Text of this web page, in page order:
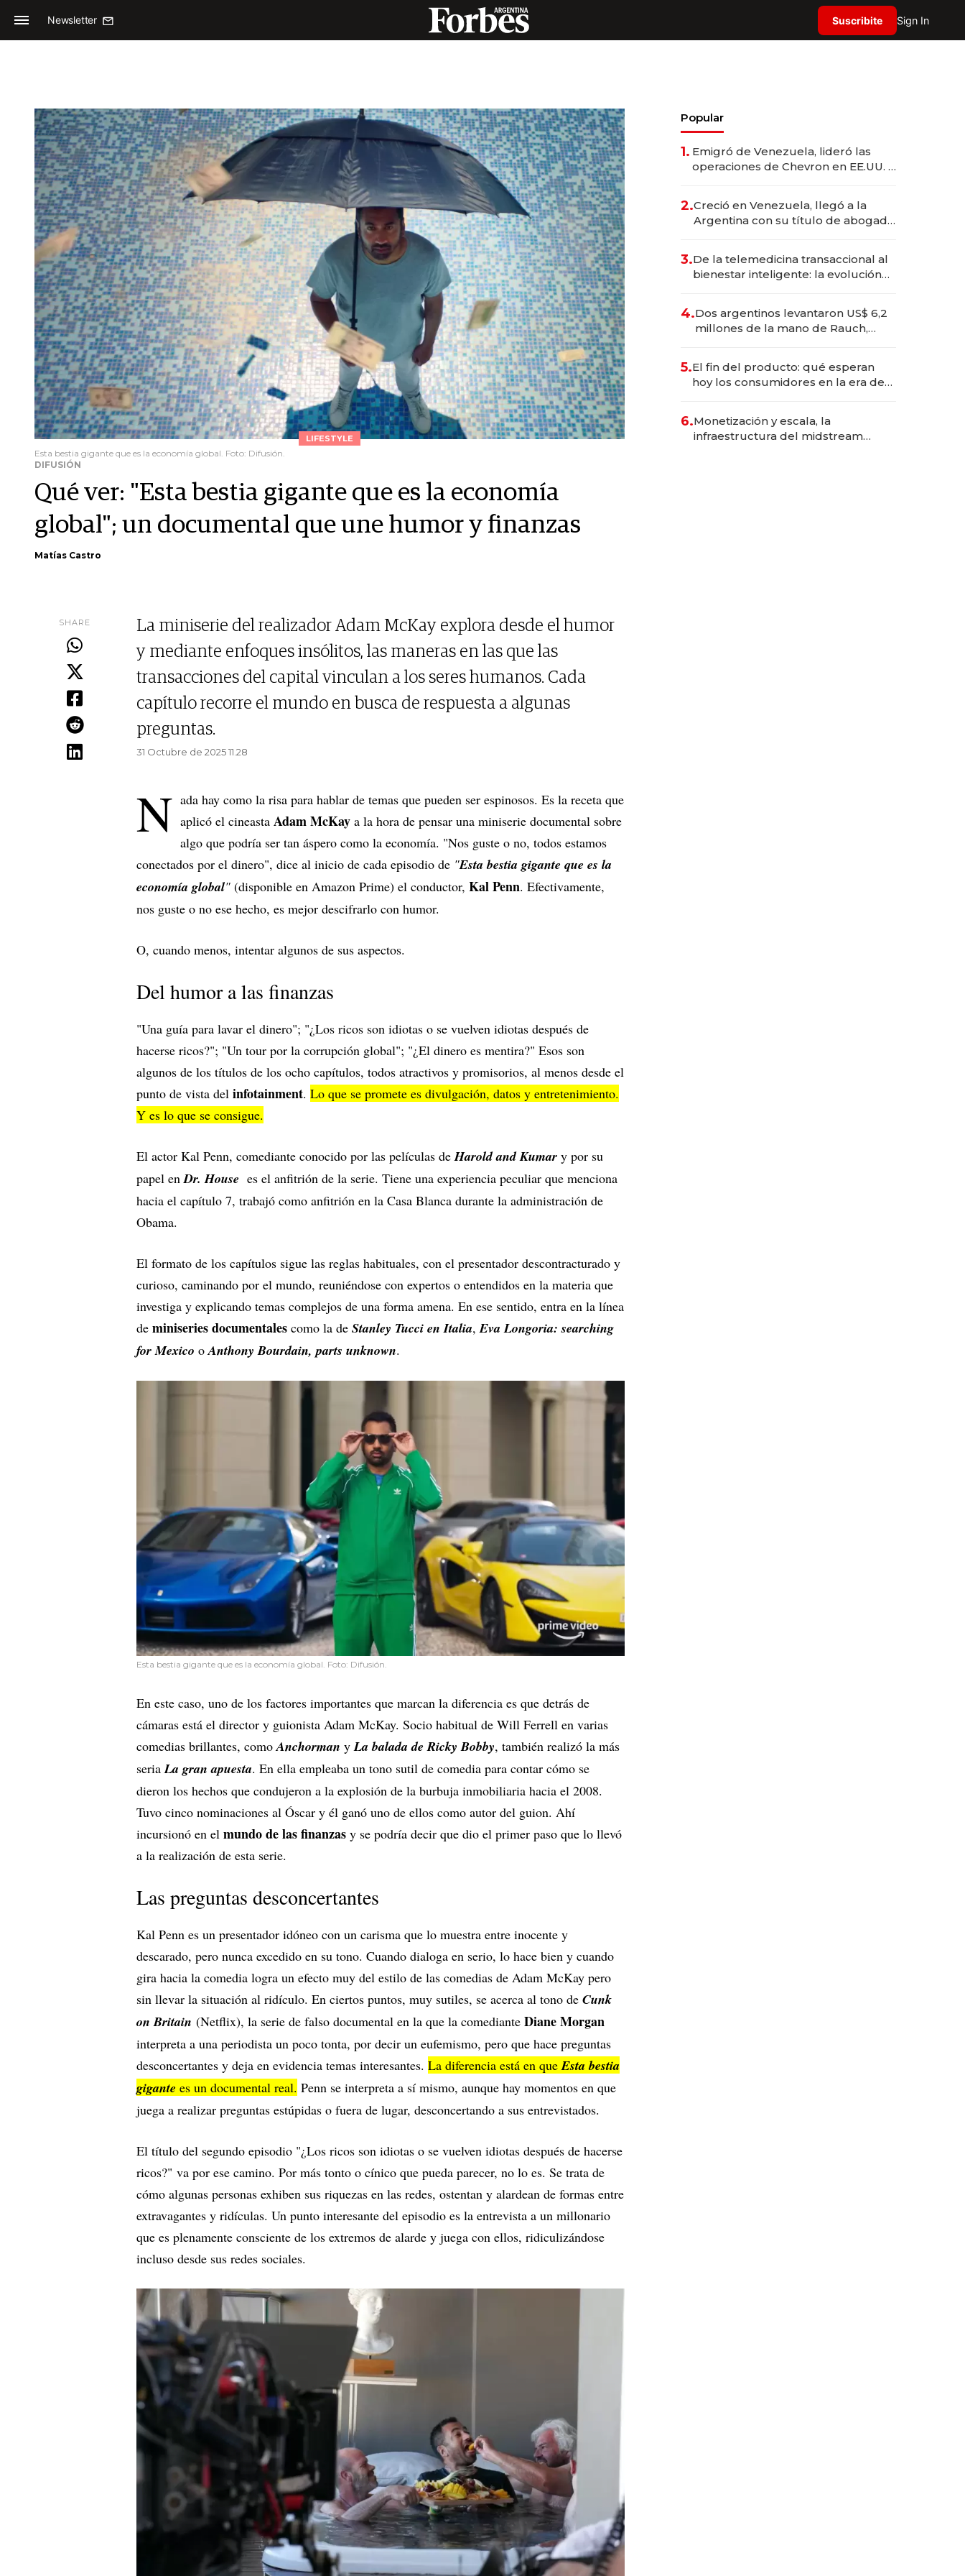
Newsletter Suscribite Sign In
LIFESTYLE
Esta bestia gigante que es la economía global. Foto: Difusión.
DIFUSIÓN
Qué ver: "Esta bestia gigante que es la economía
global"; un documental que une humor y finanzas
Matías Castro
SHARE
La miniserie del realizador Adam McKay explora desde el humor
y mediante enfoques insólitos, las maneras en las que las
transacciones del capital vinculan a los seres humanos. Cada
capítulo recorre el mundo en busca de respuesta a algunas
preguntas.
31 Octubre de 2025 11.28
N ada hay como la risa para hablar de temas que pueden ser espinosos. Es la receta que
aplicó el cineasta Adam McKay a la hora de pensar una miniserie documental sobre
algo que podría ser tan áspero como la economía. "Nos guste o no, todos estamos
conectados por el dinero", dice al inicio de cada episodio de "Esta bestia gigante que es la
economía global" (disponible en Amazon Prime) el conductor, Kal Penn. Efectivamente,
nos guste o no ese hecho, es mejor descifrarlo con humor.
O, cuando menos, intentar algunos de sus aspectos.
Del humor a las finanzas
"Una guía para lavar el dinero"; "¿Los ricos son idiotas o se vuelven idiotas después de
hacerse ricos?"; "Un tour por la corrupción global"; "¿El dinero es mentira?" Esos son
algunos de los títulos de los ocho capítulos, todos atractivos y promisorios, al menos desde el
punto de vista del infotainment. Lo que se promete es divulgación, datos y entretenimiento.
Y es lo que se consigue.
El actor Kal Penn, comediante conocido por las películas deHarold and Kumar y por su
papel en Dr. House es el anfitrión de la serie. Tiene una experiencia peculiar que menciona
hacia el capítulo 7, trabajó como anfitrión en la Casa Blanca durante la administración de
Obama.
El formato de los capítulos sigue las reglas habituales, con el presentador descontracturado y
curioso, caminando por el mundo, reuniéndose con expertos o entendidos en la materia que
investiga y explicando temas complejos de una forma amena. En ese sentido, entra en la línea
de miniseries documentales como la de Stanley Tucci en Italia,Eva Longoria: searching
for Mexico oAnthony Bourdain, parts unknown.
Esta bestia gigante que es la economía global. Foto: Difusión.
En este caso, uno de los factores importantes que marcan la diferencia es que detrás de
cámaras está el director y guionista Adam McKay. Socio habitual de Will Ferrell en varias
comedias brillantes, como Anchorman y La balada de Ricky Bobby, también realizó la más
seria La gran apuesta. En ella empleaba un tono sutil de comedia para contar cómo se
dieron los hechos que condujeron a la explosión de la burbuja inmobiliaria hacia el 2008.
Tuvo cinco nominaciones al Óscar y él ganó uno de ellos como autor del guion. Ahí
incursionó en el mundo de las finanzas y se podría decir que dio el primer paso que lo llevó
a la realización de esta serie.
Las preguntas desconcertantes
Kal Penn es un presentador idóneo con un carisma que lo muestra entre inocente y
descarado, pero nunca excedido en su tono. Cuando dialoga en serio, lo hace bien y cuando
gira hacia la comedia logra un efecto muy del estilo de las comedias de Adam McKay pero
sin llevar la situación al ridículo. En ciertos puntos, muy sutiles, se acerca al tono de Cunk
on Britain (Netflix), la serie de falso documental en la que la comediante Diane Morgan
interpreta a una periodista un poco tonta, por decir un eufemismo, pero que hace preguntas
desconcertantes y deja en evidencia temas interesantes. La diferencia está en que Esta bestia
gigante es un documental real. Penn se interpreta a sí mismo, aunque hay momentos en que
juega a realizar preguntas estúpidas o fuera de lugar, desconcertando a sus entrevistados.
El título del segundo episodio "¿Los ricos son idiotas o se vuelven idiotas después de hacerse
ricos?" va por ese camino. Por más tonto o cínico que pueda parecer, no lo es. Se trata de
cómo algunas personas exhiben sus riquezas en las redes, ostentan y alardean de formas entre
extravagantes y ridículas. Un punto interesante del episodio es la entrevista a un millonario
que es plenamente consciente de los extremos de alarde y juega con ellos, ridiculizándose
incluso desde sus redes sociales.
Popular
1. Emigró de Venezuela, lideró las
operaciones de Chevron en EE.UU. y
2.Creció en Venezuela, llegó a la
Argentina con su título de abogado
marcas "fast premium"
3.De la telemedicina transaccional al
bienestar inteligente: la evolución
4.Dos argentinos levantaron US$ 6,2
millones de la mano de Rauch,
5.El fin del producto: qué esperan
hoy los consumidores en la era de
6.Monetización y escala, la
infraestructura del midstream